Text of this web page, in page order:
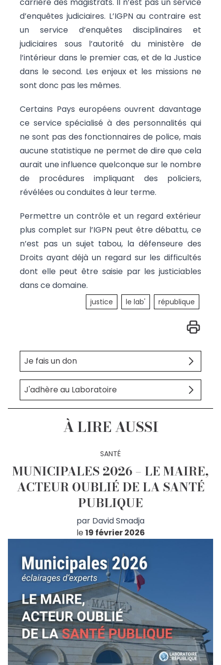
carrière des magistrats. Il n’est pas un service
d’enquêtes judiciaires. L’IGPN au contraire est
un service d’enquêtes disciplinaires et
judiciaires sous l’autorité du ministère de
l’intérieur dans le premier cas, et de la Justice
dans le second. Les enjeux et les missions ne
sont donc pas les mêmes.
Certains Pays européens ouvrent davantage
ce service spécialisé à des personnalités qui
ne sont pas des fonctionnaires de police, mais
aucune statistique ne permet de dire que cela
aurait une influence quelconque sur le nombre
de procédures impliquant des policiers,
révélées ou conduites à leur terme.
Permettre un contrôle et un regard extérieur
plus complet sur l’IGPN peut être débattu, ce
n’est pas un sujet tabou, la défenseure des
Droits ayant déjà un regard sur les difficultés
dont elle peut être saisie par les justiciables
dans ce domaine.
justice le lab' république
Je fais un don
J'adhère au Laboratoire
À LIRE AUSSI
SANTÉ
MUNICIPALES 2026 – LE MAIRE,
ACTEUR OUBLIÉ DE LA SANTÉ
PUBLIQUE
par David Smadja
le19 février 2026